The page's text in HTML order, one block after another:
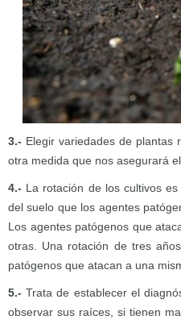
3.- Elegir variedades de plantas
otra medida que nos asegurará
4.- La rotación de los cultivos
del suelo que los agentes
Los agentes patógenos que
otras. Una rotación de tres
patógenos que atacan a una
5.-Trata de establecer el
observar sus raíces, si tienen